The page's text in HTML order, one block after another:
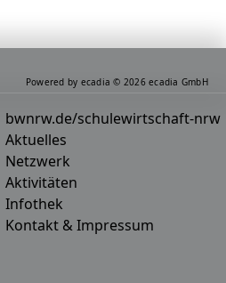
bwnrw.de/schulewirtschaft-nrw
Aktuelles
Netzwerk
Aktivitäten
Infothek
Kontakt & Impressum
Powered by ecadia © 2026 ecadia GmbH